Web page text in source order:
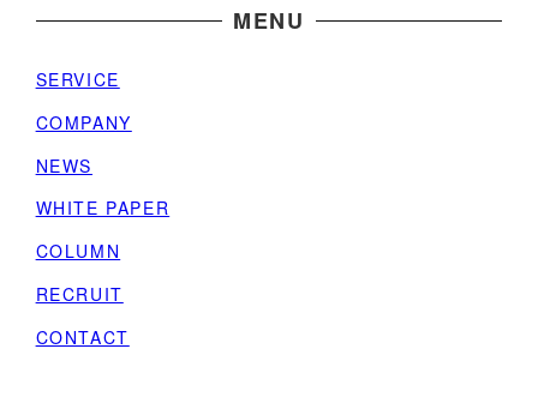
MENU
SERVICE
COMPANY
NEWS
WHITE PAPER
COLUMN
RECRUIT
CONTACT